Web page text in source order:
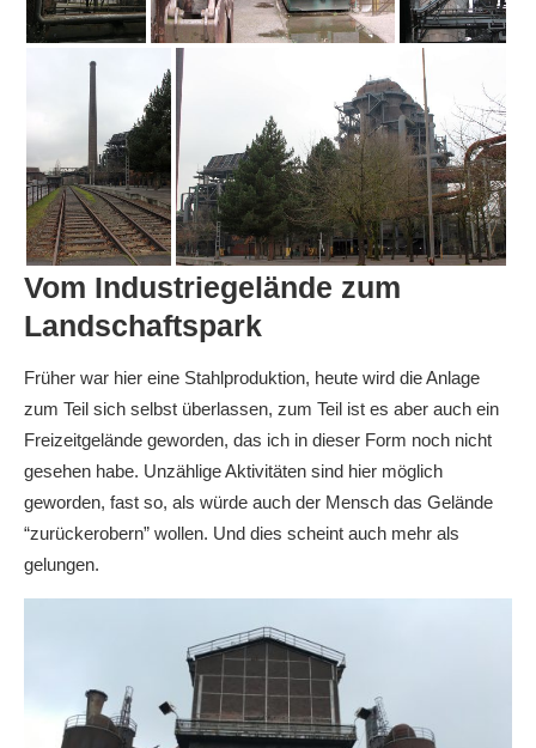
Vom Industriegelände zum
Landschaftspark
Früher war hier eine Stahlproduktion, heute wird die Anlage
zum Teil sich selbst überlassen, zum Teil ist es aber auch ein
Freizeitgelände geworden, das ich in dieser Form noch nicht
gesehen habe. Unzählige Aktivitäten sind hier möglich
geworden, fast so, als würde auch der Mensch das Gelände
“zurückerobern” wollen. Und dies scheint auch mehr als
gelungen.